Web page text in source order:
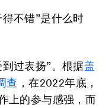
不错”是什么时
过表扬”。根据盖
查 ，在2022年底，
上的参与感强，而